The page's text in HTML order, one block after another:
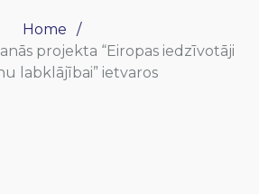
Home
projekta “Eiropas iedzīvotāji
labklājībai” ietvaros